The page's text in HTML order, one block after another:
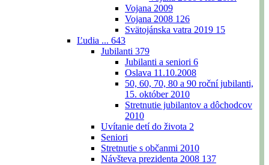
Vojana 2009
Vojana 2008 126
Svätojánska vatra 2019 15
Ľudia ... 643
Jubilanti 379
Jubilanti a seniori 6
Oslava 11.10.2008
50, 60, 70, 80 a 90 roční jubilanti,
15. október 2010
Stretnutie jubilantov a dôchodcov
2010
Uvítanie detí do života 2
Seniori
Stretnutie s občanmi 2010
Návšteva prezidenta 2008 137